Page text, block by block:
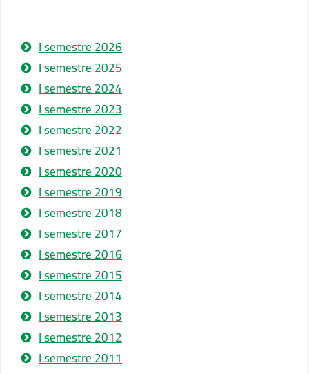
I semestre 2026
I semestre 2025
I semestre 2024
I semestre 2023
I semestre 2022
I semestre 2021
I semestre 2020
I semestre 2019
I semestre 2018
I semestre 2017
I semestre 2016
I semestre 2015
I semestre 2014
I semestre 2013
I semestre 2012
I semestre 2011